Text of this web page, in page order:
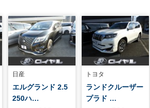
日産
エルグランド 2.5
250ハ…
トヨタ
ランドクルーザー
プラド …